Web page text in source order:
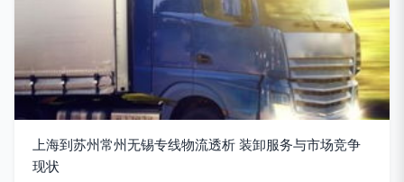
上海到苏州常州无锡专线物流透析 装卸服务与市场竞争
现状